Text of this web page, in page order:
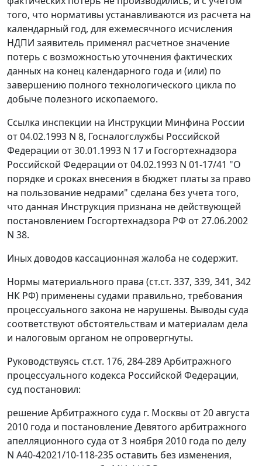
того, что нормативы устанавливаются из расчета на
календарный год, для ежемесячного исчисления
НДПИ заявитель применял расчетное значение
потерь с возможностью уточнения фактических
данных на конец календарного года и (или) по
завершению полного технологического цикла по
добыче полезного ископаемого.
Ссылка инспекции на Инструкции Минфина России
от 04.02.1993 N 8, Госналогслужбы Российской
Федерации от 30.01.1993 N 17 и Госгортехнадзора
Российской Федерации от 04.02.1993 N 01-17/41 "О
порядке и сроках внесения в бюджет платы за право
на пользование недрами" сделана без учета того,
что данная Инструкция признана не действующей
постановлением Госгортехнадзора РФ от 27.06.2002
N 38.
Иных доводов кассационная жалоба не содержит.
Нормы материального права (ст.ст. 337, 339, 341, 342
НК РФ) применены судами правильно, требования
процессуального закона не нарушены. Выводы суда
соответствуют обстоятельствам и материалам дела
и налоговым органом не опровергнуты.
Руководствуясь ст.ст. 176, 284-289Арбитражного
процессуального кодекса Российской Федерации,
суд постановил:
решение Арбитражного суда г. Москвы от 20 августа
2010 года и постановлениеДевятого арбитражного
апелляционного суда от 3 ноября 2010 года по делу
N А40-42021/10-118-235 оставить без изменения,